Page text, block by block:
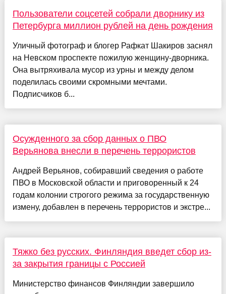
Пользователи соцсетей собрали дворнику из
Петербурга миллион рублей на день рождения
Уличный фотограф и блогер Рафкат Шакиров заснял
на Невском проспекте пожилую женщину-дворника.
Она вытряхивала мусор из урны и между делом
поделилась своими скромными мечтами.
Подписчиков б...
Осужденного за сбор данных о ПВО
Верьянова внесли в перечень террористов
Андрей Верьянов, собиравший сведения о работе
ПВО в Московской области и приговоренный к 24
годам колонии строгого режима за государственную
измену, добавлен в перечень террористов и экстре...
Тяжко без русских. Финляндия введет сбор из-
за закрытия границы с Россией
Министерство финансов Финляндии завершило